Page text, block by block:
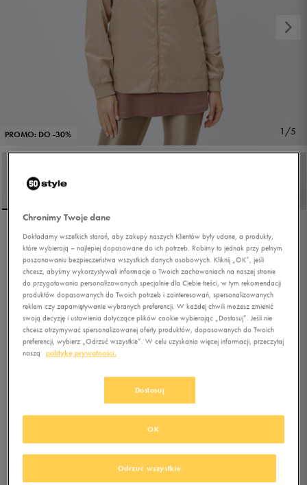
PROMO: DO -30% 1/5
UMBRO KURTKA REEVE
5.0(14)
149,99 -35% (cena bezpośrednio przed promocją)
104,99zł -7%(najniższa cena z 30 dni przed obniżką)
97,49złz Vat
+ 750 PKT WKLUBIE 50 STYLE
Chronimy Twoje dane
Dokładamy wszelkich starań, aby zakupy naszych Klientów były udane, a produkty,
które wybierają – najlepiej dopasowane do ich potrzeb. Robimy to jednak przy pełnym
poszanowaniu bezpieczeństwa wszystkich danych osobowych. Kliknij „OK”, jeśli
chcesz, abyśmy wykorzystywali informacje o Twoich zachowaniach na naszej stronie
do przygotowania personalizowanych specjalnie dla Ciebie treści, w tym rekomendacji
produktów dopasowanych do Twoich potrzeb i zainteresowań, spersonalizowanych
reklam czy zapamiętywanie wybranych preferencji. W każdej chwili możesz zmienić
swoją decyzję i ustawienia dotyczące plików cookie wybierając „Dostosuj”. Jeśli nie
chcesz otrzymywać spersonalizowanej oferty produktów, dopasowanych do Twoich
preferencji, wybierz „Odrzuć wszystkie”. W celu uzyskania więcej informacji, przeczytaj
naszą
politykę prywatności.
Dostosuj
Odrzuć wszystkie
OK